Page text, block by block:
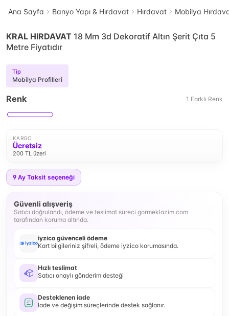
Ana Sayfa Banyo Yapı & Hırdavat Hırdavat Mobilya
KRAL HIRDAVAT 18 Mm 3d Dekoratif Altın Şerit Çıta 5
Metre Fiyatıdır
Tip
Mobilya Profilleri
Renk 1 Farklı Renk
KARGO
Ücretsiz
200 TL üzeri
9 Ay Taksit seçeneği
Güvenli alışveriş
Satıcı doğrulandı, ödeme ve teslimat süreci gormeklazim.com
tarafından koruma altında.
iyzico güvenceli ödeme
Kart bilgileriniz şifreli, ödeme iyzico korumasında.
Hızlı teslimat
Satıcı onaylı gönderim desteği
Desteklenen iade
İade ve değişim süreçlerinde destek sağlanır.